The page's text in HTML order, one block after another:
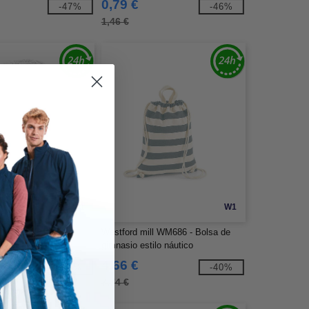
-47% 0,79 €
1,46 €
-46%
W1
WM260 - Bolsa
-53%
W1
Westford mill WM686 - Bolsa de
gimnasio estilo náutico
4,66 €
7,74 €
-40%